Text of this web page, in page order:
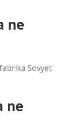
ne
Sovyet
ne